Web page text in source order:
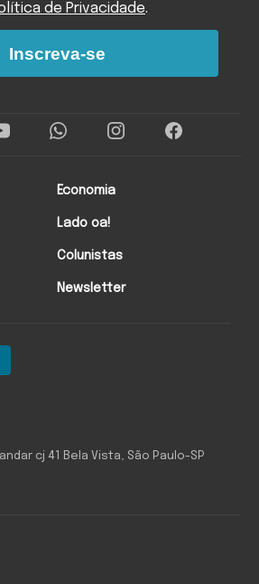
cj 41 Bela Vista, São Paulo-SP
Economia
Lado oa!
Colunistas
Newsletter
de Privacidade.
Inscreva-se